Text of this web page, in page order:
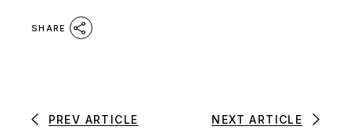
SHARE
PREV ARTICLE NEXT ARTICLE